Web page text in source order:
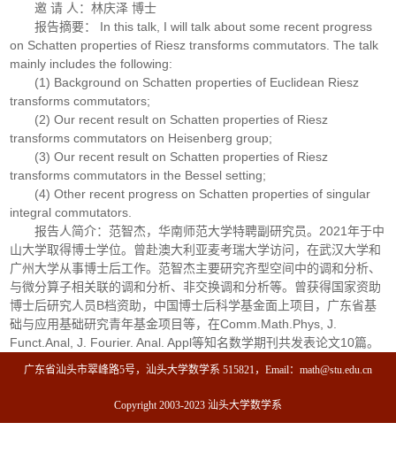
邀 请 人：林庆泽 博士
报告摘要： In this talk, I will talk about some recent progress
on Schatten properties of Riesz transforms commutators. The talk
mainly includes the following:
(1) Background on Schatten properties of Euclidean Riesz
transforms commutators;
(2) Our recent result on Schatten properties of Riesz
transforms commutators on Heisenberg group;
(3) Our recent result on Schatten properties of Riesz
transforms commutators in the Bessel setting;
(4) Other recent progress on Schatten properties of singular
integral commutators.
报告人简介：范智杰，华南师范大学特聘副研究员。2021年于中
山大学取得博士学位。曾赴澳大利亚麦考瑞大学访问，在武汉大学和
广州大学从事博士后工作。范智杰主要研究齐型空间中的调和分析、
与微分算子相关联的调和分析、非交换调和分析等。曾获得国家资助
博士后研究人员B档资助，中国博士后科学基金面上项目，广东省基
础与应用基础研究青年基金项目等，在Comm.Math.Phys, J.
Funct.Anal, J. Fourier. Anal. Appl等知名数学期刊共发表论文10篇。
广东省汕头市翠峰路5号，汕头大学数学系 515821，Email：math@stu.edu.cn
Copyright 2003-2023 汕头大学数学系